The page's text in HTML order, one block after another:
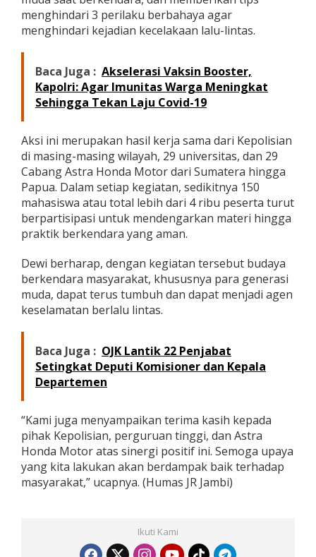
a
s
a
h
a
r
a
G
e
l
a
r
P
r
o
r
a
m
S
a
y
C
a
p
i
g
n
k
a
menghindari 3 perilaku berbahaya agar
menghindari kejadian kecelakaan lalu-lintas.
Baca Juga : Akselerasi Vaksin Booster,
Kapolri: Agar Imunitas Warga Meningkat
Sehingga Tekan Laju Covid-19
Aksi ini merupakan hasil kerja sama dari Kepolisian
di masing-masing wilayah, 29 universitas, dan 29
Cabang Astra Honda Motor dari Sumatera hingga
Papua. Dalam setiap kegiatan, sedikitnya 150
mahasiswa atau total lebih dari 4 ribu peserta turut
berpartisipasi untuk mendengarkan materi hingga
praktik berkendara yang aman.
Dewi berharap, dengan kegiatan tersebut budaya
berkendara masyarakat, khususnya para generasi
muda, dapat terus tumbuh dan dapat menjadi agen
keselamatan berlalu lintas.
Baca Juga : OJK Lantik 22 Penjabat
Setingkat Deputi Komisioner dan Kepala
Departemen
“Kami juga menyampaikan terima kasih kepada
pihak Kepolisian, perguruan tinggi, dan Astra
Honda Motor atas sinergi positif ini. Semoga upaya
yang kita lakukan akan berdampak baik terhadap
masyarakat,” ucapnya. (Humas JR Jambi)
Ikuti Kami